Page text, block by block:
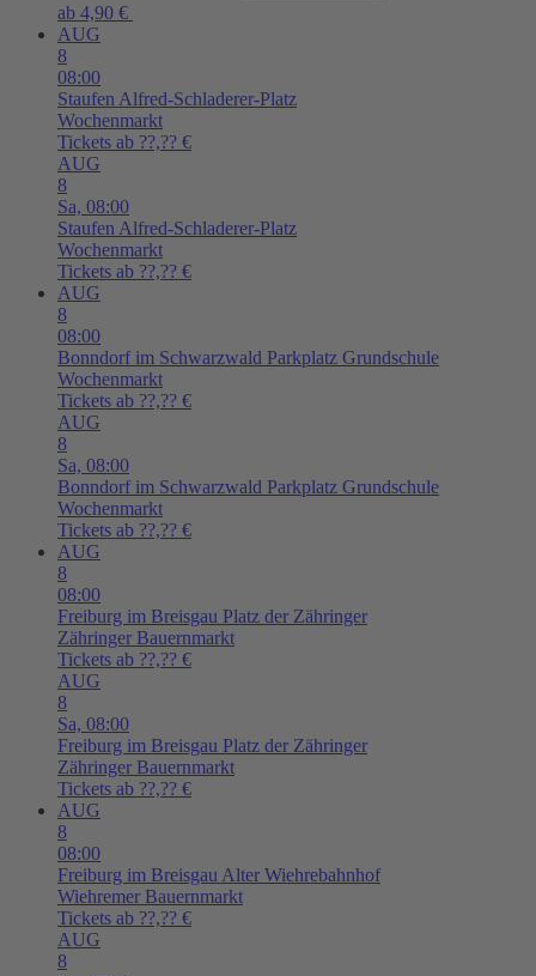
ab 4,90 €
AUG
8
08:00
Staufen Alfred-Schladerer-Platz
Wochenmarkt
Tickets ab ??,?? €
AUG
8
Sa, 08:00
Staufen Alfred-Schladerer-Platz
Wochenmarkt
Tickets ab ??,?? €
AUG
8
08:00
Bonndorf im Schwarzwald Parkplatz Grundschule
Wochenmarkt
Tickets ab ??,?? €
AUG
8
Sa, 08:00
Bonndorf im Schwarzwald Parkplatz Grundschule
Wochenmarkt
Tickets ab ??,?? €
AUG
8
08:00
Freiburg im Breisgau Platz der Zähringer
Zähringer Bauernmarkt
Tickets ab ??,?? €
AUG
8
Sa, 08:00
Freiburg im Breisgau Platz der Zähringer
Zähringer Bauernmarkt
Tickets ab ??,?? €
AUG
8
08:00
Freiburg im Breisgau Alter Wiehrebahnhof
Wiehremer Bauernmarkt
Tickets ab ??,?? €
AUG
8